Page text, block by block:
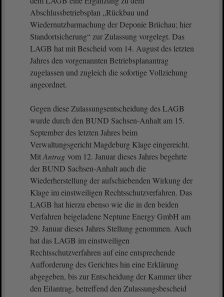
Abschlussbetriebsplan „Rückbau und
Wiedernutzbarmachung der Deponie Brüchau; hier
Standortsicherung“ zur Zulassung vorgelegt. Das
LAGB hat mit Bescheid vom 14. August des letzten
Jahres den vorgenannten Betriebsplanantrag
zugelassen und zugleich die sofortige Vollziehung
angeordnet.
Gegen diese Zulassungsentscheidung des LAGB
wurde durch den BUND Sachsen-Anhalt am 15.
September des letzten Jahres beim
Verwaltungsgericht Magdeburg Klage eingereicht.
MitAntrag vom 12. Januar dieses Jahres begehrte
der BUND Sachsen-Anhalt auch die
Wiederherstellung der aufschiebenden Wirkung der
Klage im einstweiligen Rechtsschutzverfahren. Das
LAGB hat hierzu ebenso wie die in den beiden
Verfahren beigeladene Neptune Energy GmbH am
29. Januar dieses Jahres Stellung genommen. Auch
hat das LAGB im einstweiligen
Rechtsschutzverfahren auf eine entsprechende
Aufforderung des Gerichtes hin eine Erklärung
abgegeben, bis zur Entscheidung der Kammer über
den Eilantrag, betreffend den Zulassungsbescheid